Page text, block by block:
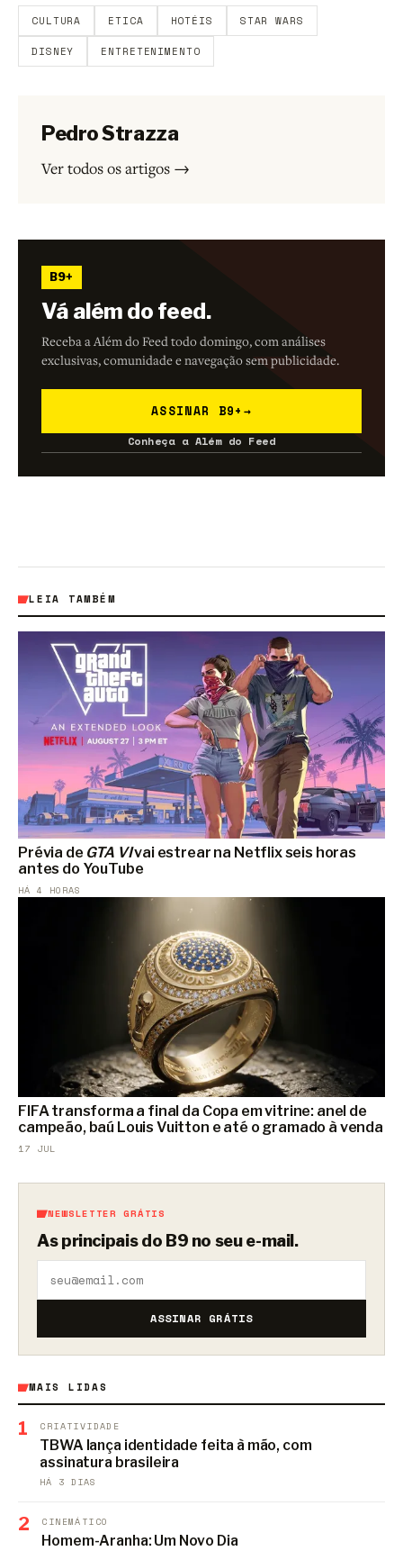
CULTURA ETICA HOTÉIS STAR WARS
DISNEY ENTRETENIMENTO
Pedro Strazza
Ver todos os artigos →
B9+
Vá além do feed.
Receba a Além do Feed todo domingo, com análises
exclusivas, comunidade e navegação sem publicidade.
ASSINAR B9+ →
Conheça a Além do Feed
LEIA TAMBÉM
Prévia de GTA VIvai estrear na Netflix seis horas
antes do YouTube
HÁ 4 HORAS
FIFA transforma a final da Copa em vitrine: anel de
campeão, baú Louis Vuitton e até o gramado à venda
17 JUL
NEWSLETTER GRÁTIS
As principais do B9 no seu e-mail.
ASSINAR GRÁTIS
MAIS LIDAS
1 CRIATIVIDADE
TBWA lança identidade feita à mão, com
assinatura brasileira
HÁ 3 DIAS
2 CINEMÁTICO
Homem-Aranha: Um Novo Dia